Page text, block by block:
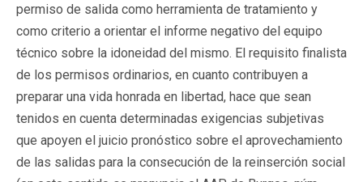
permiso de salida como herramienta de tratamiento y
como criterio a orientar el informe negativo del equipo
técnico sobre la idoneidad del mismo. El requisito finalista
de los permisos ordinarios, en cuanto contribuyen a
preparar una vida honrada en libertad, hace que sean
tenidos en cuenta determinadas exigencias subjetivas
que apoyen el juicio pronóstico sobre el aprovechamiento
de las salidas para la consecución de la reinserción social